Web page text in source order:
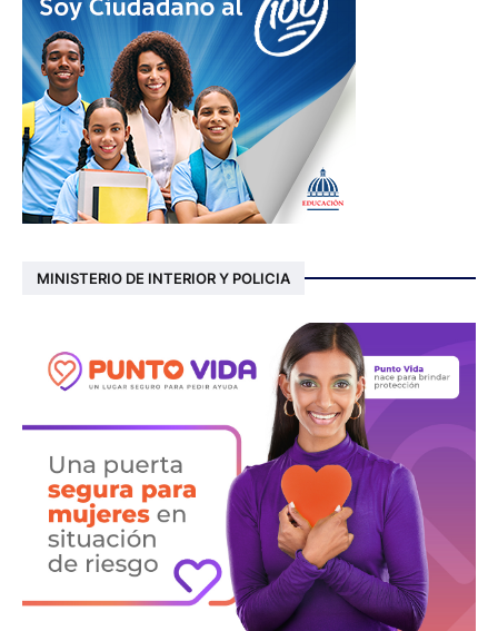
MINISTERIO DE INTERIOR Y POLICIA